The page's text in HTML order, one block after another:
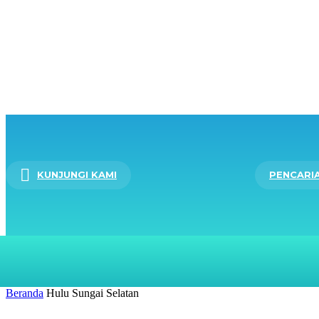
KUNJUNGI KAMI
Beranda Hulu Sungai Selatan